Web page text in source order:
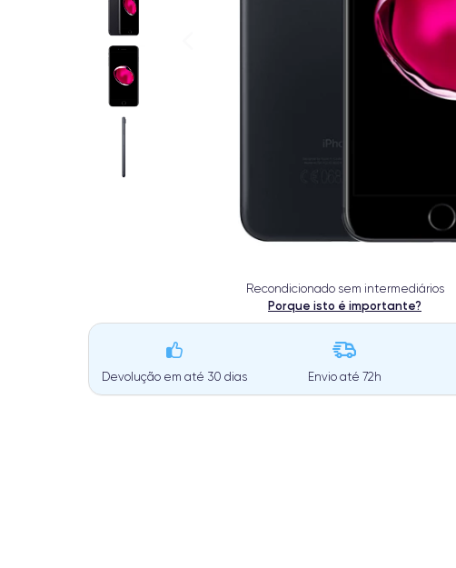
Recondicionado sem intermediários
Porque isto é importante?
Devolução em até 30 dias Envio até 72h